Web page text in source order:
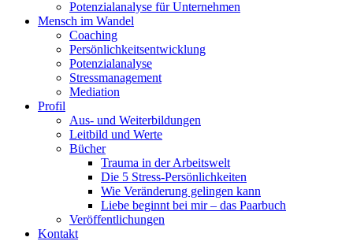
Potenzialanalyse für Unternehmen
Mensch im Wandel
Coaching
Persönlichkeitsentwicklung
Potenzialanalyse
Stressmanagement
Mediation
Profil
Aus- und Weiterbildungen
Leitbild und Werte
Bücher
Trauma in der Arbeitswelt
Die 5 Stress-Persönlichkeiten
Wie Veränderung gelingen kann
Liebe beginnt bei mir – das Paarbuch
Veröffentlichungen
Kontakt